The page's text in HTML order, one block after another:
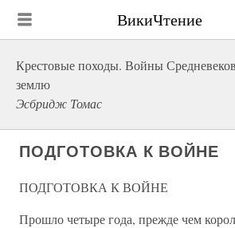
ВикиЧтение
Крестовые походы. Войны
землю
Эсбридж Томас
ПОДГОТОВКА К ВОЙНЕ
ПОДГОТОВКА К ВОЙНЕ
Прошло четыре года, прежде чем